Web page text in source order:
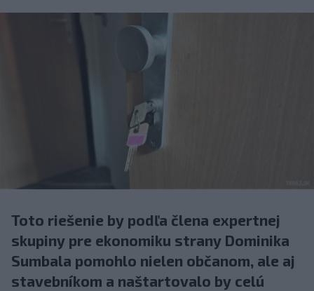
Toto riešenie by podľa člena expertnej
skupiny pre ekonomiku strany Dominika
Sumbala pomohlo nielen občanom, ale aj
stavebníkom a naštartovalo by celú